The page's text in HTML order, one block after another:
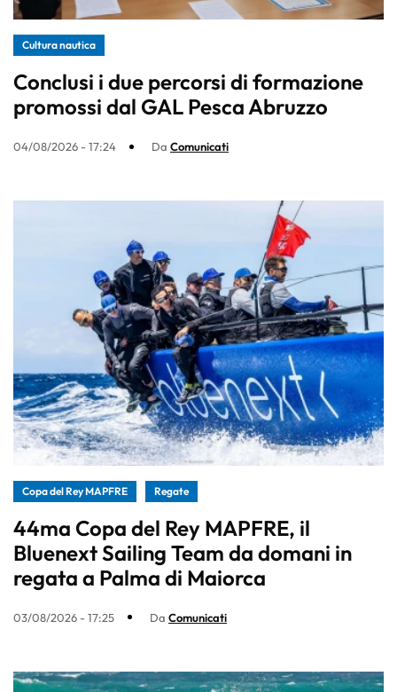
Cultura nautica
Conclusi i due percorsi di formazione
promossi dal GAL Pesca Abruzzo
04/08/2026 - 17:24 Da Comunicati
Copa del Rey MAPFRE Regate
44ma Copa del Rey MAPFRE, il
Bluenext Sailing Team da domani in
regata a Palma di Maiorca
03/08/2026 - 17:25 Da Comunicati